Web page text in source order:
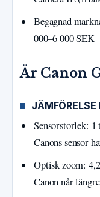
Begagnad
000–6 000 SEK
Är Canon
JÄMFÖRELSE
Sensorstorlek:
Canons sensor
Optisk zoom:
Canon når